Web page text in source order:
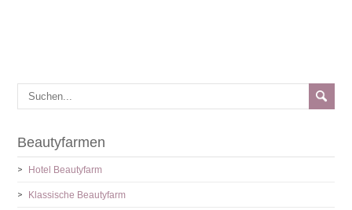
Beautyfarmen
Hotel Beautyfarm
Klassische Beautyfarm